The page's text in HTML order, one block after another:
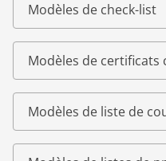
Modèles de check-list
Modèles de certificats
Modèles de liste de